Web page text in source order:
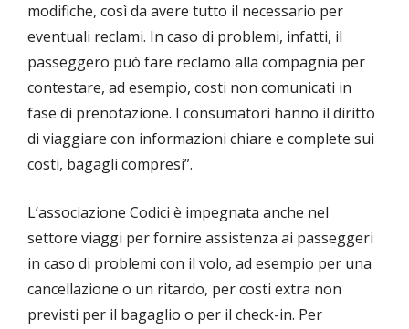
modifiche, così da avere tutto il necessario per
eventuali reclami. In caso di problemi, infatti, il
passeggero può fare reclamo alla compagnia per
contestare, ad esempio, costi non comunicati in
fase di prenotazione. I consumatori hanno il diritto
di viaggiare con informazioni chiare e complete sui
costi, bagagli compresi”.
L’associazione Codici è impegnata anche nel
settore viaggi per fornire assistenza ai passeggeri
in caso di problemi con il volo, ad esempio per una
cancellazione o un ritardo, per costi extra non
previsti per il bagaglio o per il check-in. Per